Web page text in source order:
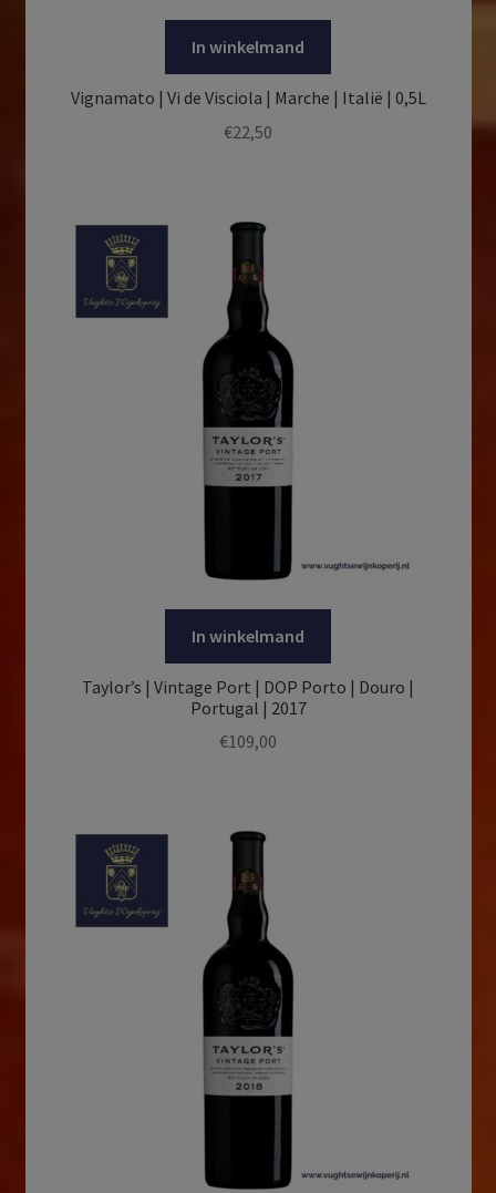
In winkelmand
Vignamato | Vi de Visciola | Marche | Italië | 0,5L
€22,50
In winkelmand
Taylor’s | Vintage Port | DOP Porto | Douro |
Portugal | 2017
€109,00